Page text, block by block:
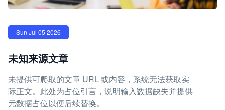
Sun Jul 05 2026
未知来源文章
未提供可爬取的文章 URL 或内容，系统无法获取实
际正文。此处为占位引言，说明输入数据缺失并提供
元数据占位以便后续替换。